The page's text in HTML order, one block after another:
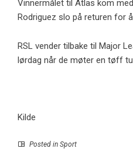
Vinnermålet til Atlas kom
Rodriguez slo på returen for
RSL vender tilbake til Major
lørdag når de møter en tøff
Kilde
Posted in Sport